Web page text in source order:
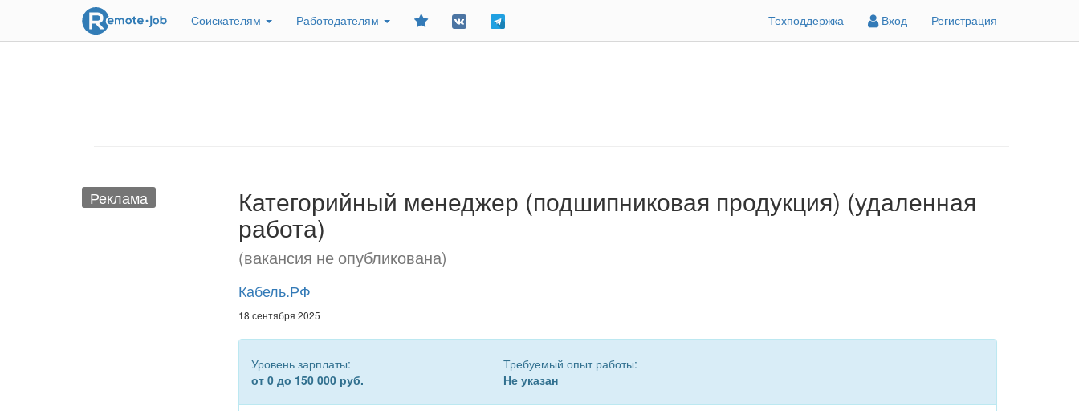
Соискателям Работодателям
Добавить
Техподдержка Вход Регистрация
Реклама Категорийный менеджер (подшипниковая продукция) (удаленная
работа)
(вакансия не опубликована)
Кабель.РФ
18 сентября 2025
Уровень зарплаты:
от 0 до 150 000 руб.
Требуемый опыт работы:
Не указан